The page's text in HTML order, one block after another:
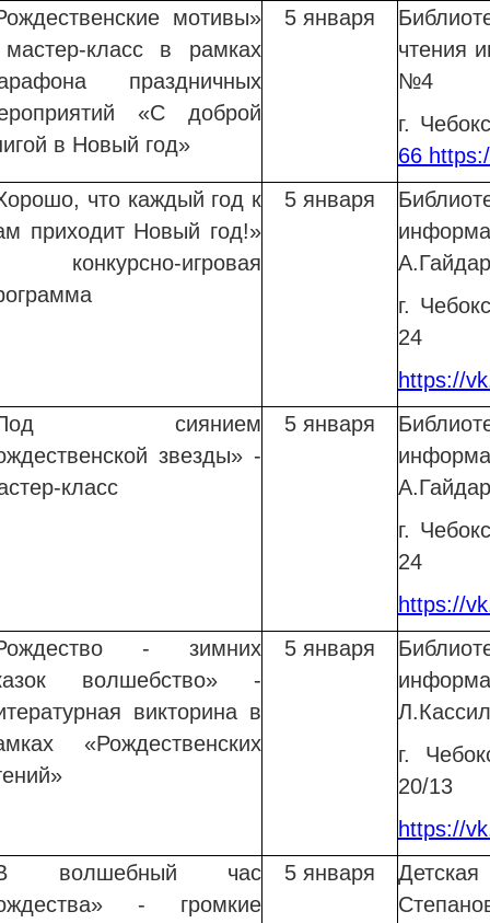
мотивы»
класс в рамках
праздничных
«С доброй
в Новый год»
5 января
чтения
№4
г.
66
, что каждый год к
приходит Новый год!»
игровая
5 января
г.
24
https://
сиянием
звезды» -
класс
5 января
г.
24
https://
- зимних
волшебство» -
викторина в
«Рождественских
5 января
г.
20/13
https://
волшебный час
- громкие
5 января